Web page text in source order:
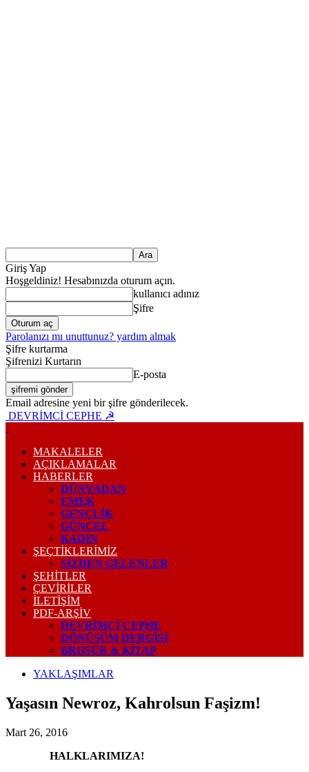
Giriş Yap
Hoşgeldiniz! Hesabınızda oturum açın.
kullanıcı adınız
Şifre
Parolanızı mı unuttunuz? yardım almak
Şifre kurtarma
Şifrenizi Kurtarın
E-posta
Email adresine yeni bir şifre gönderilecek.
DEVRİMCİ CEPHE ☭
MAKALELER
AÇIKLAMALAR
HABERLER
DÜNYADAN
EMEK
GENÇLİK
GÜNCEL
KADIN
ŞEÇTİKLERİMİZ
SİZDEN GELENLER
ŞEHİTLER
ÇEVİRİLER
İLETİŞİM
PDF-ARŞIV
DEVRIMCI CEPHE
DÖNÜŞÜM DERGISI
BROŞÜR & KİTAP
YAKLAŞIMLAR
Yaşasın Newroz, Kahrolsun Faşizm!
Mart 26, 2016
HALKLARIMIZA!